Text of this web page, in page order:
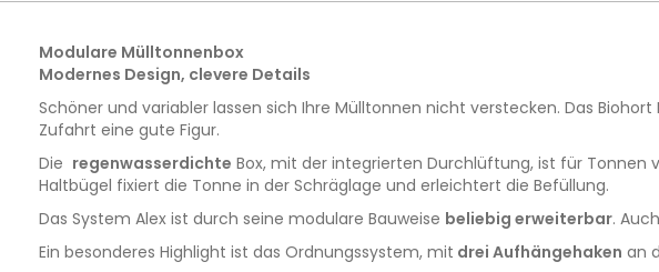
Modulare Mülltonnenbox
Modernes Design, clevere Details
Schöner und variabler lassen sich Ihre Mülltonnen nicht verstecken. Das
Zufahrt eine gute Figur.
Die regenwasserdichte Box, mit der integrierten Durchlüftung, ist für Tonnen
Haltbügel fixiert die Tonne in der Schräglage und erleichtert die Befüllung.
Das System Alex ist durch seine modulare Bauweise beliebig erweiterbar.
Ein besonderes Highlight ist das Ordnungssystem, mit drei Aufhängehaken an